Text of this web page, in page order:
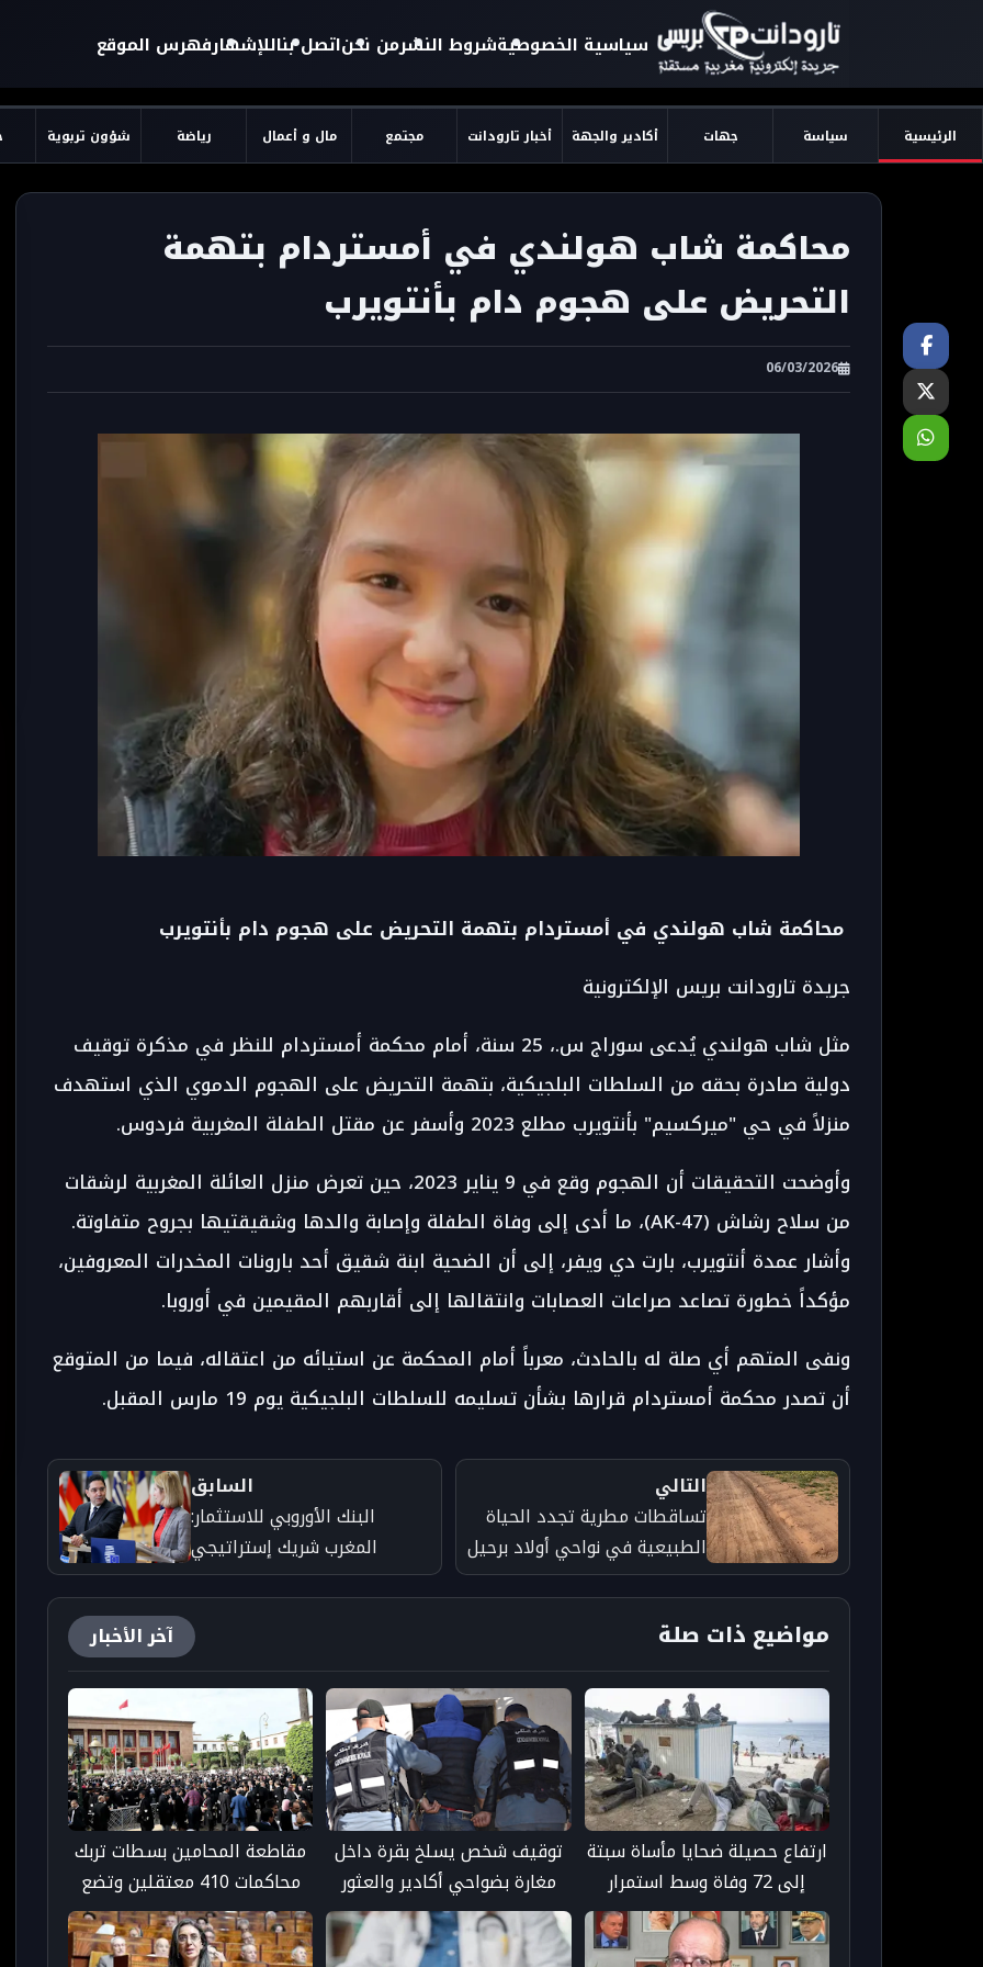
سياسية الخصوصيةشروط النشرمن نحناتصل بناللإشهارفهرس الموقع
الرئيسية سياسة جهات أكادير والجهة أخبار تارودانت مجتمع مال و أعمال رياضة شؤون تربوية
محاكمة شاب هولندي في أمستردام بتهمة
التحريض على هجوم دام بأنتويرب
06/03/2026
محاكمة شاب هولندي في أمستردام بتهمة التحريض على هجوم دام بأنتويرب
جريدة تارودانت بريس الإلكترونية
مثل شاب هولندي يُدعى سوراج س.، 25 سنة، أمام محكمة أمستردام للنظر في مذكرة توقيف
دولية صادرة بحقه من السلطات البلجيكية، بتهمة التحريض على الهجوم الدموي الذي استهدف
منزلاً في حي "ميركسيم" بأنتويرب مطلع 2023 وأسفر عن مقتل الطفلة المغربية فردوس.
وأوضحت التحقيقات أن الهجوم وقع في 9 يناير 2023، حين تعرض منزل العائلة المغربية لرشقات
من سلاح رشاش (AK-47)، ما أدى إلى وفاة الطفلة وإصابة والدها وشقيقتيها بجروح متفاوتة.
وأشار عمدة أنتويرب، بارت دي ويفر، إلى أن الضحية ابنة شقيق أحد بارونات المخدرات المعروفين،
مؤكداً خطورة تصاعد صراعات العصابات وانتقالها إلى أقاربهم المقيمين في أوروبا.
ونفى المتهم أي صلة له بالحادث، معرباً أمام المحكمة عن استيائه من اعتقاله، فيما من المتوقع
أن تصدر محكمة أمستردام قرارها بشأن تسليمه للسلطات البلجيكية يوم 19 مارس المقبل.
التالي
تساقطات مطرية تجدد الحياة
الطبيعية في نواحي أولاد برحيل
السابق
البنك الأوروبي للاستثمار:
المغرب شريك إستراتيجي
مفضل لأوروبا رغم المنافسة
الدولية المتزايدة
مواضيع ذات صلة آخر الأخبار
ارتفاع حصيلة ضحايا مأساة سبتة
إلى 72 وفاة وسط استمرار
انتشال الجثامين
توقيف شخص يسلخ بقرة داخل
مغارة بضواحي أكادير والعثور
على بقايا حمير
مقاطعة المحامين بسطات تربك
محاكمات 410 معتقلين وتضع
العدالة أمام تحدي الآجال
القانونية